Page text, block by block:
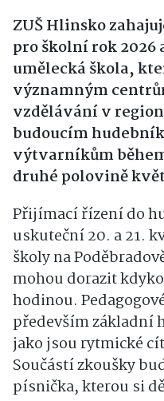
ZUŠ Hlinsko
pro školní rok 2026
umělecká škola,
významným
vzdělávání v
budoucím
výtvarníkům
druhé polovině
Přijímací řízení do
uskuteční 20. a 21.
školy na
mohou dorazit
hodinou.
především základní
jako jsou rytmické
Součástí zkoušky
písnička, kterou si